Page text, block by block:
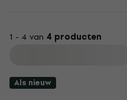
1 - 4 van 4 producten
Als nieuw